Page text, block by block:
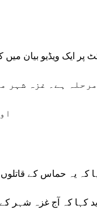
ہے۔ غزہ شہر
کہ یہ حماس کے
کہا کہ آج غزہ شہر